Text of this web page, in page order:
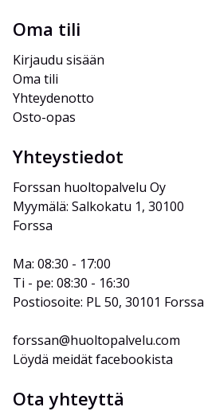
Oma tili
Kirjaudu sisään
Oma tili
Yhteydenotto
Osto-opas
Yhteystiedot
Forssan huoltopalvelu Oy
Myymälä: Salkokatu 1, 30100
Forssa
Ma: 08:30 - 17:00
Ti - pe: 08:30 - 16:30
Postiosoite: PL 50, 30101 Forssa
forssan@huoltopalvelu.com
Löydä meidät facebookista
Ota yhteyttä